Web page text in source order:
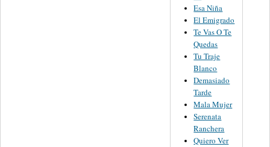
Esa Niña
El Emigrado
Te Vas O Te
Quedas
Tu Traje
Blanco
Demasiado
Tarde
Mala Mujer
Serenata
Ranchera
Quiero Ver